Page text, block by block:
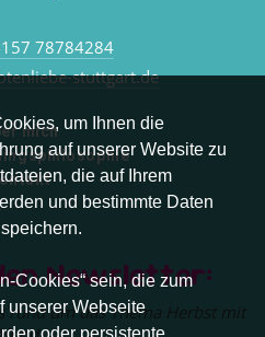
um Ihnen die
auf unserer Website zu
die auf Ihrem
und bestimmte Daten
Cookies“ sein, die zum
unserer Webseite
oder persistente
78784284
stuttgart.de
mich
Newsletter:
rund um das Thema Herbst mit